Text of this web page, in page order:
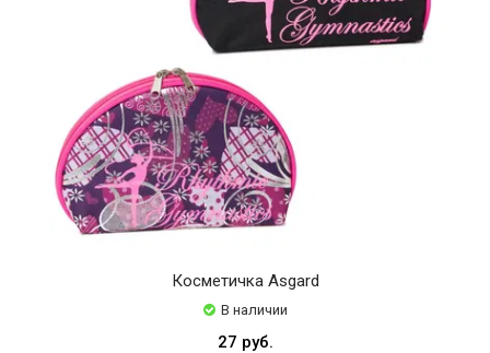
Косметичка Asgard
В наличии
27 руб.